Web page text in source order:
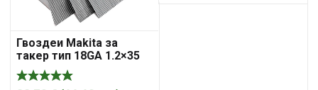
Гвоздеи Makita за
такер тип 18GA 1.2×35
мм